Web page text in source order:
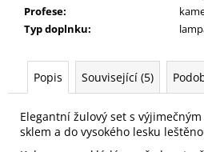
Profese:
Typ doplnku:
Popis Související (5)
Elegantní žulový set s
sklem a do vysokého lesku